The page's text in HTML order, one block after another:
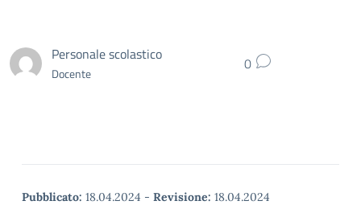
Personale scolastico
Docente 0
Pubblicato: 18.04.2024 - Revisione: 18.04.2024